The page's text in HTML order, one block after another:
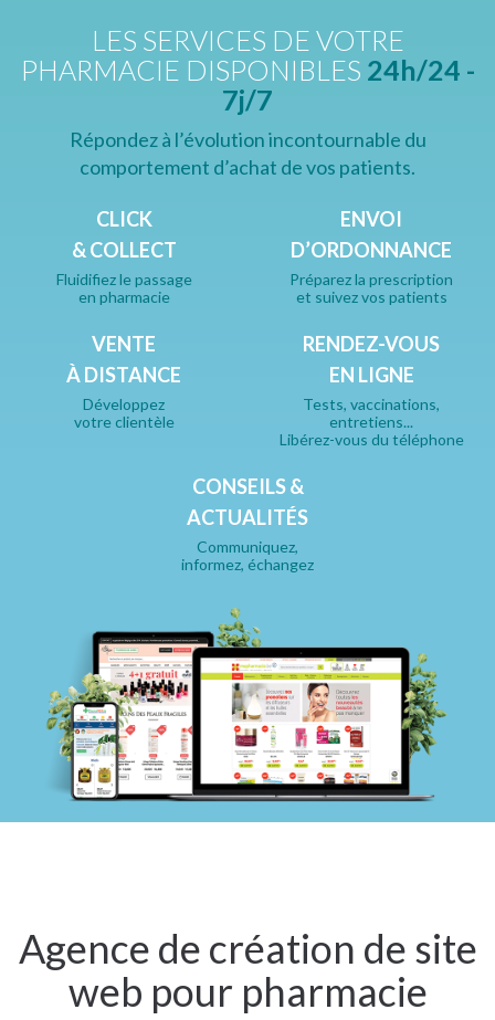
LES SERVICES DE VOTRE
PHARMACIE DISPONIBLES 24h/24 -
7j/7
Répondez à l’évolution incontournable du
comportement d’achat de vos patients.
CLICK
& COLLECT
Fluidifiez le passage
en pharmacie
ENVOI
D’ORDONNANCE
Préparez la prescription
et suivez vos patients
VENTE
À DISTANCE
Développez
votre clientèle
RENDEZ-VOUS
EN LIGNE
Tests, vaccinations,
entretiens...
Libérez-vous du téléphone
CONSEILS &
ACTUALITÉS
Communiquez,
informez, échangez
Agence de création de site
web pour pharmacie